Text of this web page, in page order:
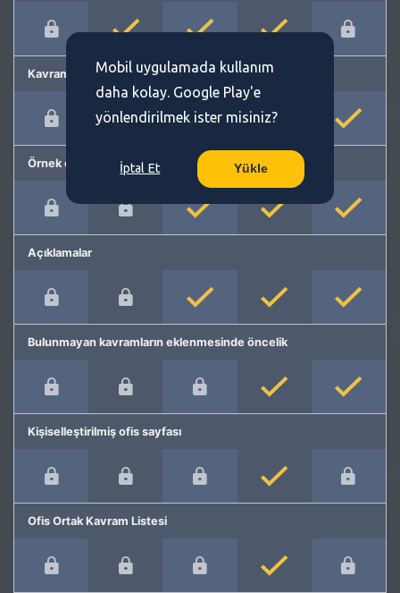
Kavram önerme
Örnek cümleler
Açıklamalar
Bulunmayan kavramların eklenmesinde öncelik
Kişiselleştirilmiş ofis sayfası
Ofis Ortak Kavram Listesi
Mobil uygulamada kullanım
daha kolay. Google Play'e
yönlendirilmek ister misiniz?
İptal Et Yükle